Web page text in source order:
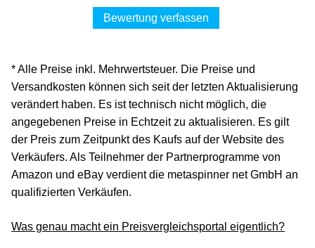
Versand siehe Website
Zum Shop
(Werbung, bezahlter Link)
Bewertung verfassen
* Alle Preise inkl. Mehrwertsteuer. Die Preise und
Versandkosten können sich seit der letzten Aktualisierung
verändert haben. Es ist technisch nicht möglich, die
angegebenen Preise in Echtzeit zu aktualisieren. Es gilt
der Preis zum Zeitpunkt des Kaufs auf der Website des
Verkäufers. Als Teilnehmer der Partnerprogramme von
Amazon und eBay verdient die metaspinner net GmbH an
qualifizierten Verkäufen.
Was genau macht ein Preisvergleichsportal eigentlich?